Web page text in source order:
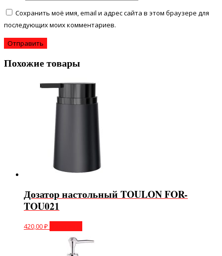
Сохранить моё имя, email и адрес сайта в этом браузере для
последующих моих комментариев.
Похожие товары
Дозатор настольный TOULON FOR-
TOU021
420,00₽